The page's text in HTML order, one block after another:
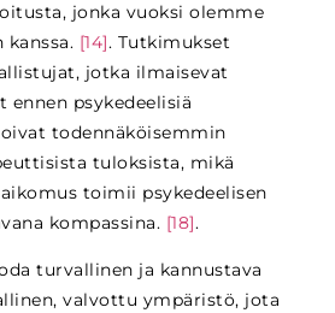
jonka vuoksi olemme
kanssa. [14]. Tutkimukset
jotka ilmaisevat
ennen psykedeelisiä
todennäköisemmin
tuloksista, mikä
toimii psykedeelisen
kompassina. [18].
turvallinen ja kannustava
valvottu ympäristö, jota